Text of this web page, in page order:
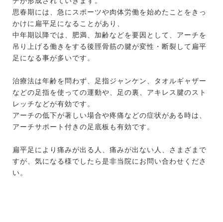
思春期には、急にスポーツや肉体労働を始めたことをきっ
かけに扁平足になることがあり、
中年期以降では、肥満、加齢などを要因として、アーチを
吊り上げる働きをする後脛骨筋の腱が変性・断裂して扁平
足になる事が多いです。
治療法は年齢を問わず、足指ジャンケン、タオルギャザー
などの足指を使っての運動や、足の裏、アキレス腱のスト
レッチなどが有効です。
アーチの低下が著しい場合や疼痛などの症状がある時は、
アーチサポート付きの足底板も有効です。
扁平足により痛みが出る人、痛みが出ない人、さまざまで
すが、気になる様でしたら是非当院にお問い合わせくださ
い。